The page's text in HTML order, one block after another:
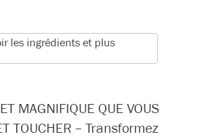
les ingrédients et plus
MAGNIFIQUE QUE VOUS
TOUCHER – Transformez